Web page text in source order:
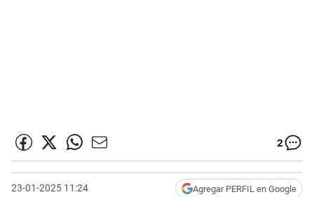
2
23-01-2025 11:24 Agregar PERFIL en Google